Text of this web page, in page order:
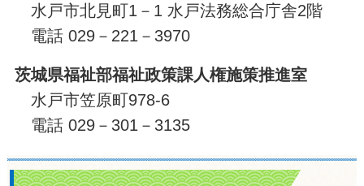
水戸市北見町1－1 水戸法務総合庁舎2階
電話 029－221－3970
茨城県福祉部福祉政策課人権施策推進室
水戸市笠原町978-6
電話 029－301－3135